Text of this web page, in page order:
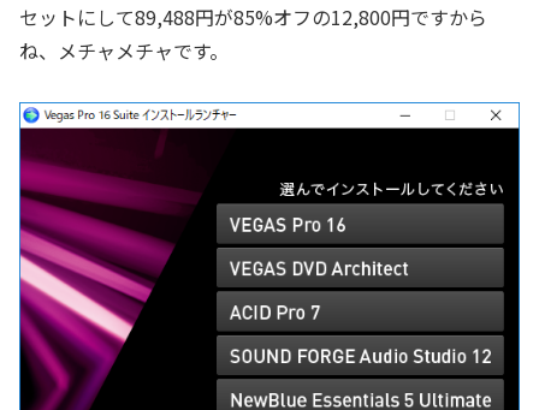
セットにして89,488円が85%オフの12,800円ですから
ね、メチャメチャです。